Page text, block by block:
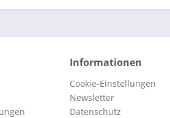
Informationen
Cookie-Einstellungen
Newsletter
Datenschutz